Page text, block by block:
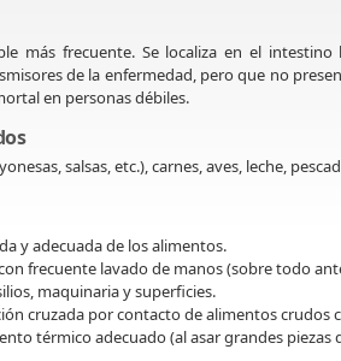
más frecuente. Se localiza en el
de la enfermedad, pero que no
en personas débiles.
salsas, etc.), carnes, aves, leche,
y adecuada de los alimentos.
frecuente lavado de manos (sobre todo
maquinaria y superficies.
cruzada por contacto de alimentos crudos
térmico adecuado (al asar grandes piezas